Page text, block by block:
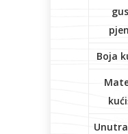
Boja